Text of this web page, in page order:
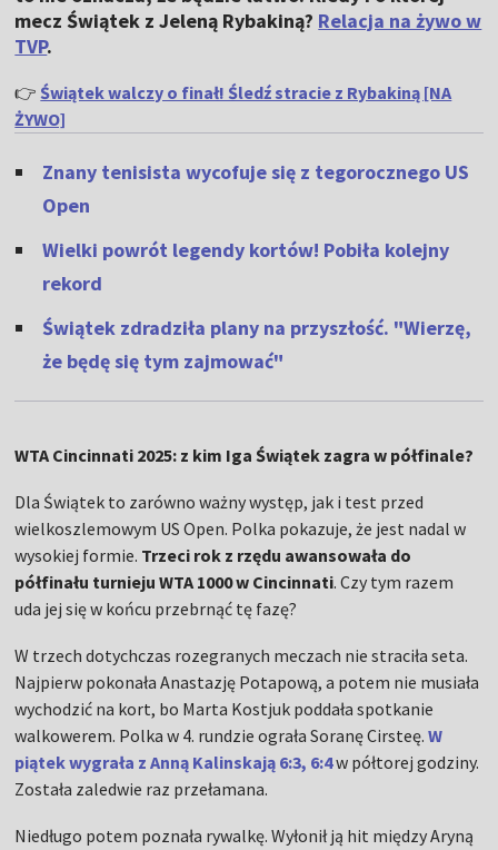
mecz Świątek z Jeleną Rybakiną? Relacja na żywo w
TVP.
👉Świątek walczy o finał! Śledź stracie z Rybakiną [NA
ŻYWO]
Znany tenisista wycofuje się z tegorocznego US
Open
Wielki powrót legendy kortów! Pobiła kolejny
rekord
Świątek zdradziła plany na przyszłość. "Wierzę,
że będę się tym zajmować"
WTA Cincinnati 2025: z kim Iga Świątek zagra w półfinale?
Dla Świątek to zarówno ważny występ, jak i test przed
wielkoszlemowym US Open. Polka pokazuje, że jest nadal w
wysokiej formie. Trzeci rok z rzędu awansowała do
półfinału turnieju WTA 1000 w Cincinnati. Czy tym razem
uda jej się w końcu przebrnąć tę fazę?
W trzech dotychczas rozegranych meczach nie straciła seta.
Najpierw pokonała Anastazję Potapową, a potem nie musiała
wychodzić na kort, bo Marta Kostjuk poddała spotkanie
walkowerem. Polka w 4. rundzie ograła Soranę Cirsteę.W
piątek wygrała z Anną Kalinskają 6:3, 6:4w półtorej godziny.
Została zaledwie raz przełamana.
Niedługo potem poznała rywalkę. Wyłonił ją hit między Aryną